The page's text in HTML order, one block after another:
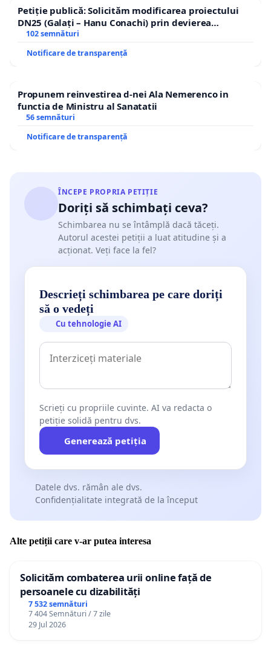
Petiție publică: Solicităm modificarea proiectului
DN25 (Galați – Hanu Conachi) prin devierea
traseului în afara localităților!
102 semnături
Notificare de transparență
Propunem reinvestirea d-nei Ala Nemerenco in
functia de Ministru al Sanatatii
56 semnături
Notificare de transparență
ÎNCEPE PROPRIA PETIȚIE
Doriți să schimbați ceva?
Schimbarea nu se întâmplă dacă tăceți.
Autorul acestei petiții a luat atitudine și a
acționat. Veți face la fel?
Descrieți schimbarea pe care doriți
să o vedeți
Cu tehnologie AI
Scrieți cu propriile cuvinte. AI va redacta o
petiție solidă pentru dvs.
Generează petiția
Datele dvs. rămân ale dvs.
Confidențialitate integrată de la început
Alte petiții care v-ar putea interesa
Solicităm combaterea urii online față de
persoanele cu dizabilități
7 532 semnături
7 404 Semnături / 7 zile
29 Jul 2026